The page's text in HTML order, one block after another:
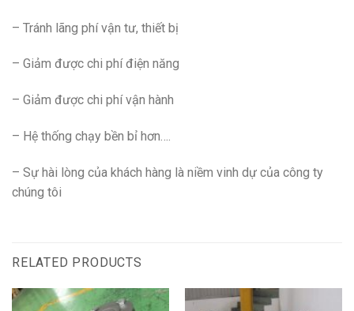
– Tránh lãng phí vận tư, thiết bị
– Giảm được chi phí điện năng
– Giảm được chi phí vận hành
– Hệ thống chạy bền bỉ hơn….
– Sự hài lòng của khách hàng là niềm vinh dự của công ty
chúng tôi
RELATED PRODUCTS